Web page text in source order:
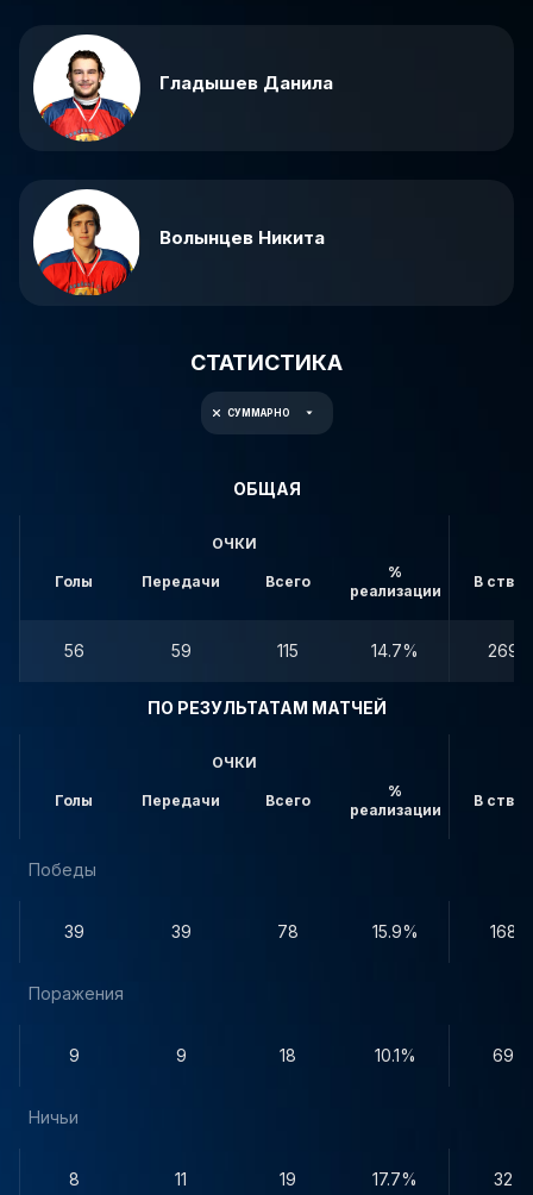
Гладышев Данила
Волынцев Никита
СТАТИСТИКА
СУММАРНО
ОБЩАЯ
ОЧКИ
Голы Передачи Всего
%
реализации
В створ
56 59 115 14.7% 269
ПО РЕЗУЛЬТАТАМ МАТЧЕЙ
ОЧКИ
Голы Передачи Всего
%
реализации
В створ
Победы
39 39 78 15.9% 168
Поражения
9 9 18 10.1% 69
Ничьи
8 11 19 17.7% 32